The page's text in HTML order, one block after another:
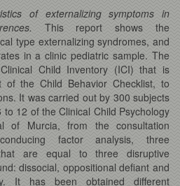
of externalizing symptoms in
This report shows the
type externalizing syndromes, and
in a clinic pediatric sample. The
Child Inventory (ICI) that is
the Child Behavior Checklist, to
It was carried out by 300 subjects
12 of the Clinical Child Psychology
of Murcia, from the consultation
factor analysis, three
are equal to three disruptive
dissocial, oppositional defiant and
It has been obtained different